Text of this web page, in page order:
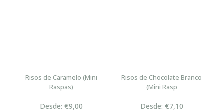
Risos de Caramelo (Mini
Raspas)
Desde: €9,00
Risos de Chocolate Branco
(Mini Rasp
Desde: €7,10